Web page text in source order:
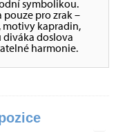
symbolikou.
pouze pro zrak –
motivy kapradin,
diváka doslova
harmonie.